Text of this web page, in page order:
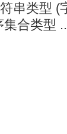
串类型 (
集合类型